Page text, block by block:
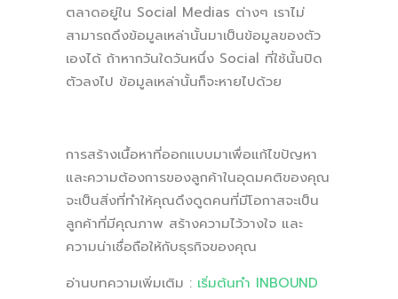
ตลาดอยู่ใน Social Medias ต่างๆ เราไม่
สามารถดึงข้อมูลเหล่านั้นมาเป็นข้อมูลของตัว
เองได้ ถ้าหากวันใดวันหนึ่ง Social ที่ใช้นั้นปิด
ตัวลงไป ข้อมูลเหล่านั้นก็จะหายไปด้วย
การสร้างเนื้อหาที่ออกแบบมาเพื่อแก้ไขปัญหา
และความต้องการของลูกค้าในอุดมคติของคุณ
จะเป็นสิ่งที่ทำให้คุณดึงดูดคนที่มีโอกาสจะเป็น
ลูกค้าที่มีคุณภาพ สร้างความไว้วางใจ และ
ความน่าเชื่อถือให้กับธุรกิจของคุณ
อ่านบทความเพิ่มเติม : เริ่มต้นทำ INBOUND